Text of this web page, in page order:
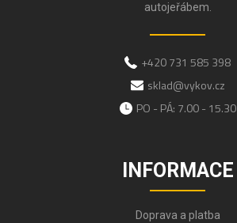
autojeřábem.
+420 731 585 398
sklad@vykov.cz
PO - PÁ: 7.00 - 15.30
INFORMACE
Doprava a platba